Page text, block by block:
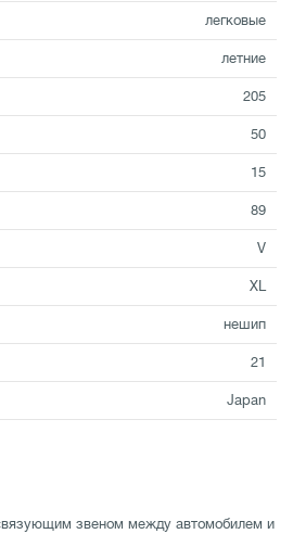
легковые
летние
205
50
15
89
V
XL
нешип
21
Japan
звеном между автомобилем и